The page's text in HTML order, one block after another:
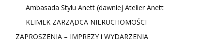
Ambasada Stylu Anett (dawniej Atelier Anett
KLIMEK ZARZĄDCA NIERUCHOMOŚCI
ZAPROSZENIA – IMPREZY i WYDARZENIA